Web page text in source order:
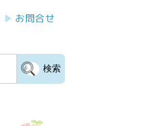
お問合せ
検索